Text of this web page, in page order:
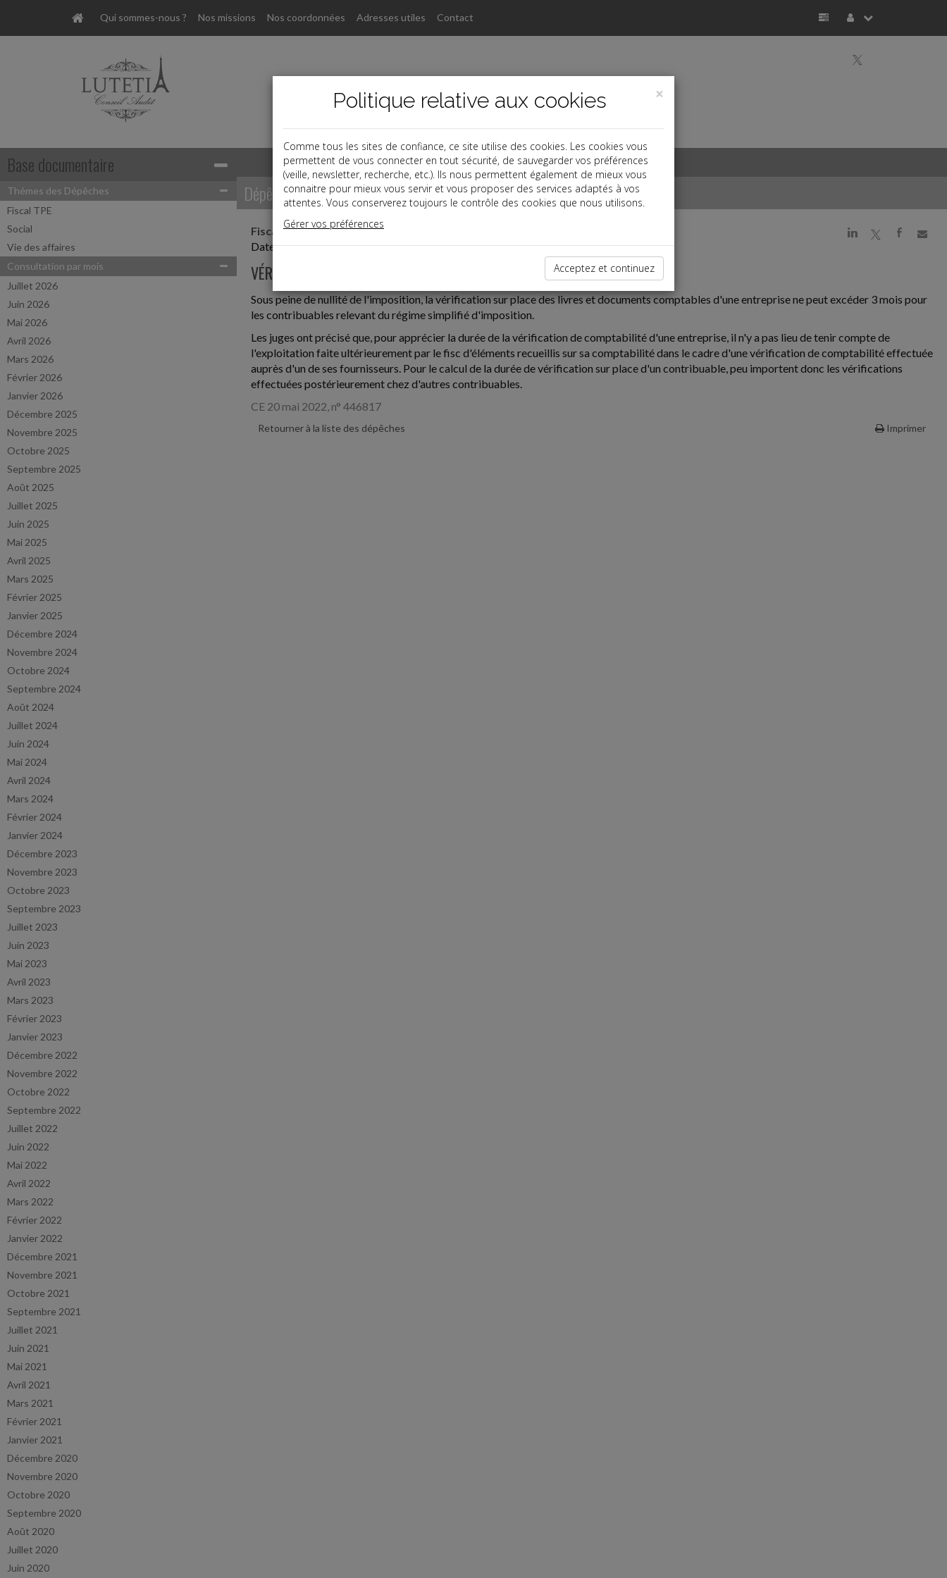
Qui sommes-nous ? Nos missions Nos coordonnées Adresses utiles Contact
a
Base documentaire
Thémes des Dépêches
Fiscal TPE
Social
Vie des affaires
Consultation par mois
Juillet 2026
Juin 2026
Mai 2026
Avril 2026
Mars 2026
Février 2026
Janvier 2026
Décembre 2025
Novembre 2025
Octobre 2025
Septembre 2025
Août 2025
Juillet 2025
Juin 2025
Mai 2025
Avril 2025
Mars 2025
Février 2025
Janvier 2025
Décembre 2024
Novembre 2024
Octobre 2024
Septembre 2024
Août 2024
Juillet 2024
Juin 2024
Mai 2024
Avril 2024
Mars 2024
Février 2024
Janvier 2024
Décembre 2023
Novembre 2023
Octobre 2023
Septembre 2023
Juillet 2023
Juin 2023
Mai 2023
Avril 2023
Mars 2023
Février 2023
Janvier 2023
Décembre 2022
Novembre 2022
Octobre 2022
Septembre 2022
Juillet 2022
Juin 2022
Mai 2022
Avril 2022
Mars 2022
Février 2022
Janvier 2022
Décembre 2021
Novembre 2021
Octobre 2021
Septembre 2021
Juillet 2021
Juin 2021
Mai 2021
Avril 2021
Mars 2021
Février 2021
Janvier 2021
Décembre 2020
Novembre 2020
Octobre 2020
Septembre 2020
Août 2020
Juillet 2020
Juin 2020
Dépêches
j a b
Fiscal TPE
Date: 2022-07-21
VÉRIFICATION DE COMPTABILITÉ
Sous peine de nullité de l'imposition, la vérification sur place des livres et documents comptables d'une entreprise ne peut excéder 3 mois pour
les contribuables relevant du régime simplifié d'imposition.
Les juges ont précisé que, pour apprécier la durée de la vérification de comptabilité d'une entreprise, il n'y a pas lieu de tenir compte de
l'exploitation faite ultérieurement par le fisc d'éléments recueillis sur sa comptabilité dans le cadre d'une vérification de comptabilité effectuée
auprès d'un de ses fournisseurs. Pour le calcul de la durée de vérification sur place d'un contribuable, peu importent donc les vérifications
effectuées postérieurement chez d'autres contribuables.
CE 20 mai 2022, n° 446817
Retourner à la liste des dépêches Imprimer
×
Politique relative aux cookies
Comme tous les sites de confiance, ce site utilise des cookies. Les cookies vous
permettent de vous connecter en tout sécurité, de sauvegarder vos préférences
(veille, newsletter, recherche, etc.). Ils nous permettent également de mieux vous
connaitre pour mieux vous servir et vous proposer des services adaptés à vos
attentes. Vous conserverez toujours le contrôle des cookies que nous utilisons.
Gérer vos préférences
Acceptez et continuez